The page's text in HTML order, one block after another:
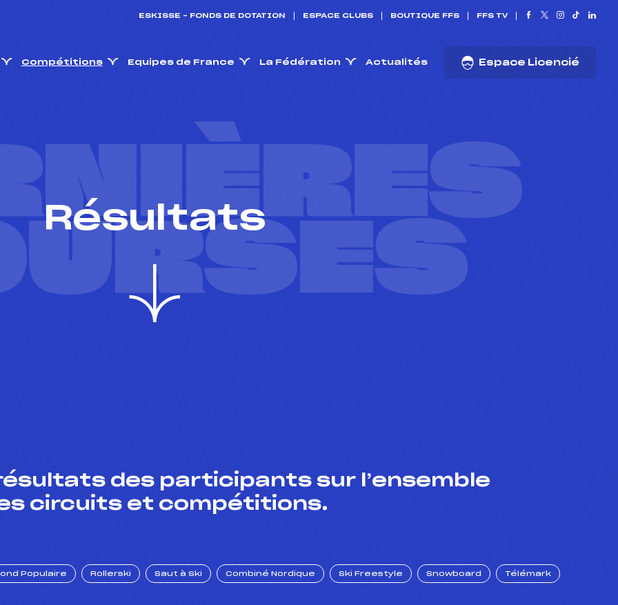
ESKISSE – FONDS DE DOTATION ESPACE CLUBS BOUTIQUE FFS FFS TV
Compétitions Equipes de France La Fédération Actualités Espace Licencié
Résultats
des participants sur l’ensemble
circuits et compétitions.
Populaire Rollerski Saut à Ski Combiné Nordique Ski Freestyle Snowboard Télémark